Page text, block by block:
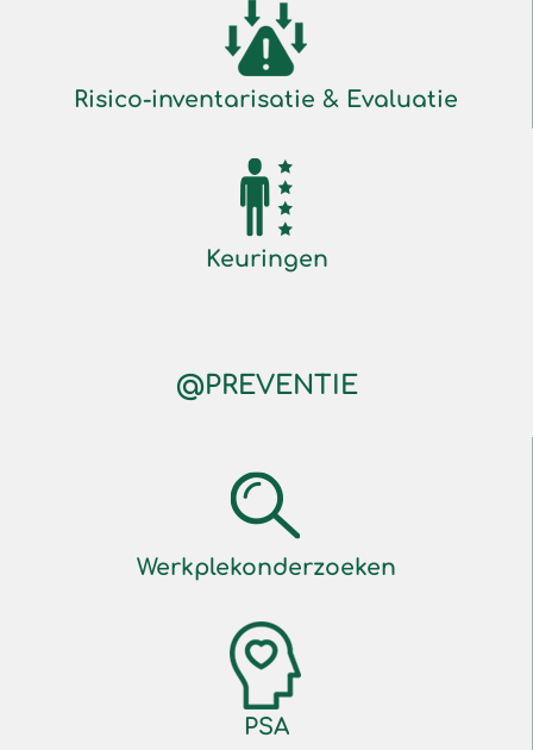
Risico-inventarisatie & Evaluatie
Keuringen
@PREVENTIE
Werkplekonderzoeken
PSA